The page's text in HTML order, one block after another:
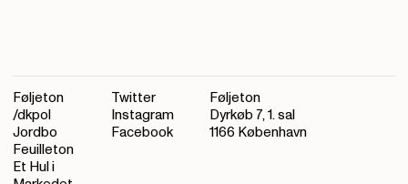
Føljeton
/dkpol
Jordbo
Feuilleton
Et Hul i
Twitter
Instagram
Facebook
Føljeton
Dyrkøb 7, 1. sal
1166 København